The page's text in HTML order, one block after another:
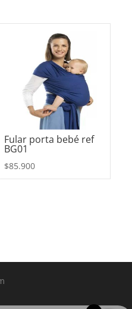
Fular porta bebé ref
BG01
$85.900